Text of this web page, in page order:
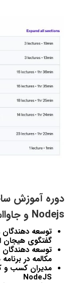
دوره آموزش
Nodejs و جاوااسکریپت برای چه کسانی است:
توسعه
گفتگوی هیجان
توسعه دهندگان
مکالمه در
مدیران کسب و
NodeJS